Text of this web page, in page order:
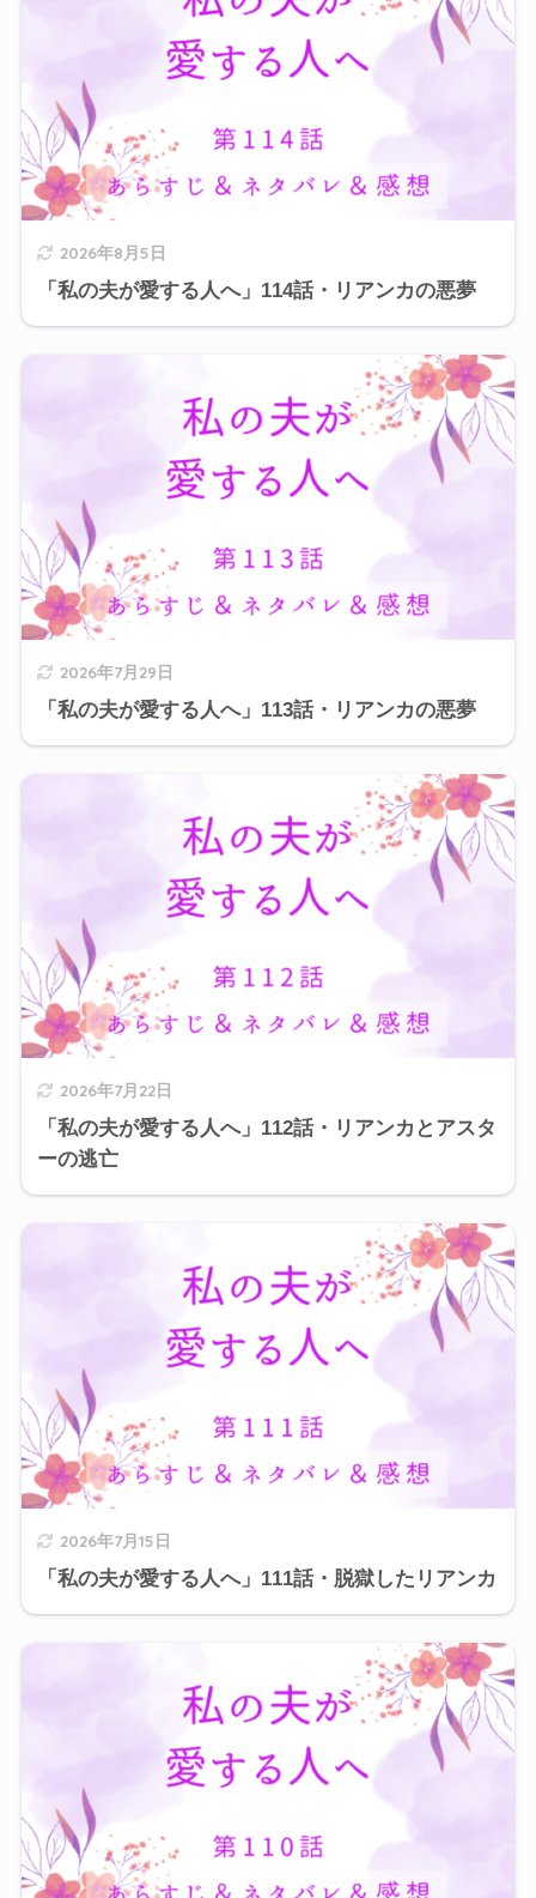
2026年8月5日
「私の夫が愛する人へ」114話・リアンカの悪夢
2026年7月29日
「私の夫が愛する人へ」113話・リアンカの悪夢
2026年7月22日
「私の夫が愛する人へ」112話・リアンカとアスタ
ーの逃亡
2026年7月15日
「私の夫が愛する人へ」111話・脱獄したリアンカ